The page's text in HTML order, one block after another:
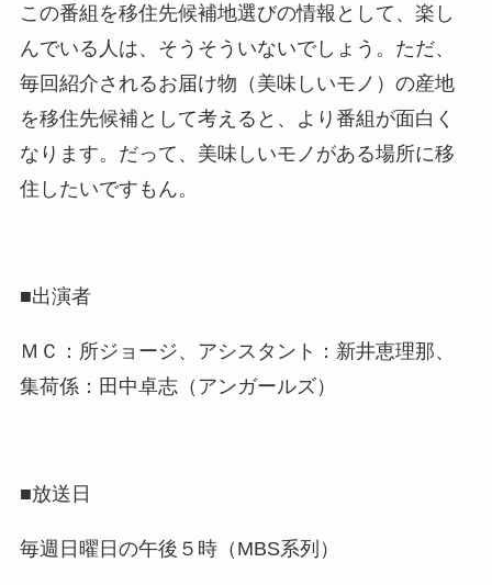
この番組を移住先候補地選びの情報として、楽し
んでいる人は、そうそういないでしょう。ただ、
毎回紹介されるお届け物（美味しいモノ）の産地
を移住先候補として考えると、より番組が面白く
なります。だって、美味しいモノがある場所に移
住したいですもん。
■出演者
ＭＣ：所ジョージ、アシスタント：新井恵理那、
集荷係：田中卓志（アンガールズ）
■放送日
毎週日曜日の午後５時（MBS系列）